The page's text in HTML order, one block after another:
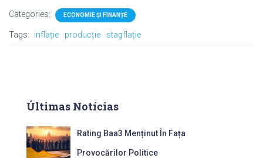
Categories: ECONOMIE ȘI FINANȚE
Tags: inflație producție stagflație
Últimas Notícias
Rating Baa3 Menținut În Fața
Provocărilor Politice